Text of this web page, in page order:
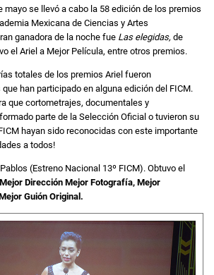
mayo se llevó a cabo la 58 edición de los premios
Mexicana de Ciencias y Artes
ganadora de la noche fue Las elegidas, de
el Ariel a Mejor Película, entre otros premios.
totales de los premios Ariel fueron
han participado en alguna edición del FICM.
que cortometrajes, documentales y
parte de la Selección Oficial o tuvieron su
hayan sido reconocidas con este importante
a todos!
(Estreno Nacional 13º FICM). Obtuvo el
Dirección Mejor Fotografía, Mejor
Guión Original.